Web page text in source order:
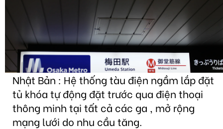
Nhật Bản : Hệ thống tàu điện ngầm lắp đặt
tủ khóa tự động đặt trước qua điện thoại
thông minh tại tất cả các ga , mở rộng
mạng lưới do nhu cầu tăng.